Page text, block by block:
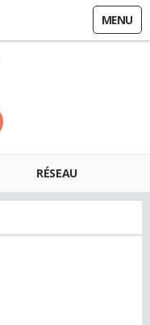
MENU
RÉSEAU